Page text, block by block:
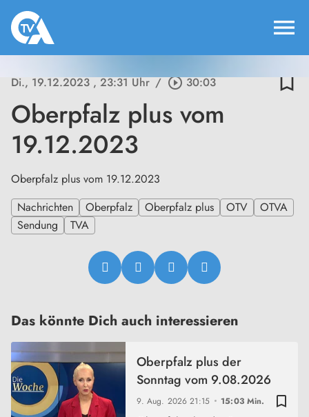
menu
Di., 19.12.2023, 23:31 Uhr / play_circle_outline30:03 bookmark_border
Oberpfalz plus vom
19.12.2023
Oberpfalz plus vom 19.12.2023
Nachrichten
Oberpfalz Oberpfalz plus OTV
OTVA
Sendung
TVA
Das könnte Dich auch interessieren
bookmark_border
9. Aug. 202621:15 15:03 Min.
Oberpfalz plus der
Sonntag vom 9.08.2026